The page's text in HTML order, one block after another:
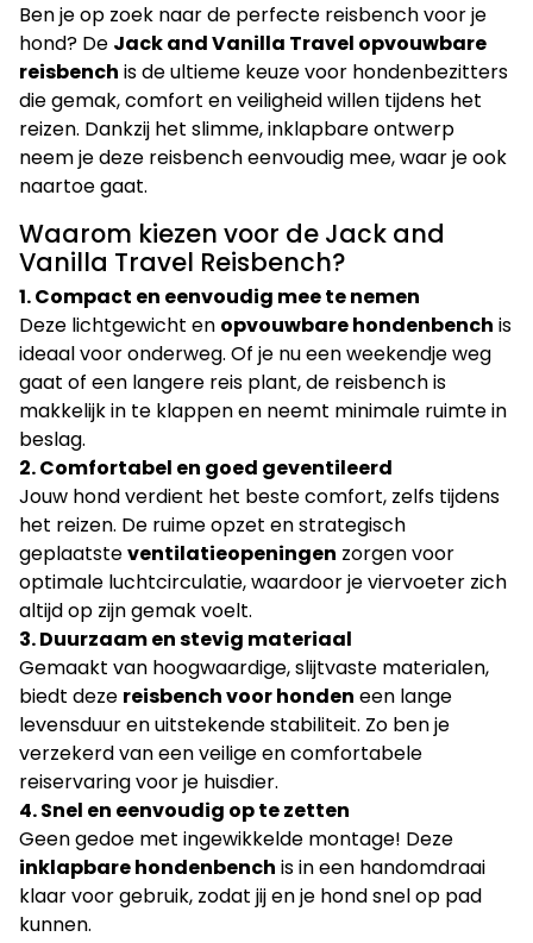
Ben je op zoek naar de perfecte reisbench voor je
hond? De Jack and Vanilla Travel opvouwbare
reisbench is de ultieme keuze voor hondenbezitters
die gemak, comfort en veiligheid willen tijdens het
reizen. Dankzij het slimme, inklapbare ontwerp
neem je deze reisbench eenvoudig mee, waar je ook
naartoe gaat.
Waarom kiezen voor de Jack and
Vanilla Travel Reisbench?
1. Compact en eenvoudig mee te nemen
Deze lichtgewicht en opvouwbare hondenbench is
ideaal voor onderweg. Of je nu een weekendje weg
gaat of een langere reis plant, de reisbench is
makkelijk in te klappen en neemt minimale ruimte in
beslag.
2. Comfortabel en goed geventileerd
Jouw hond verdient het beste comfort, zelfs tijdens
het reizen. De ruime opzet en strategisch
geplaatsteventilatieopeningen zorgen voor
optimale luchtcirculatie, waardoor je viervoeter zich
altijd op zijn gemak voelt.
3. Duurzaam en stevig materiaal
Gemaakt van hoogwaardige, slijtvaste materialen,
biedt deze reisbench voor honden een lange
levensduur en uitstekende stabiliteit. Zo ben je
verzekerd van een veilige en comfortabele
reiservaring voor je huisdier.
4. Snel en eenvoudig op te zetten
Geen gedoe met ingewikkelde montage! Deze
inklapbare hondenbench is in een handomdraai
klaar voor gebruik, zodat jij en je hond snel op pad
kunnen.